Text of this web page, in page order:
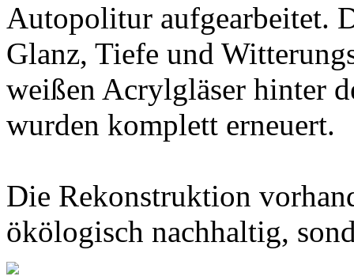
Autopolitur aufgearbeitet.
Glanz, Tiefe und
weißen Acrylgläser hinter
wurden komplett erneuert.
Die Rekonstruktion
ökölogisch nachhaltig,